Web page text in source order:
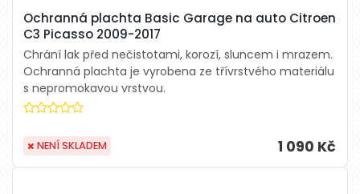
Ochranná plachta Basic Garage na auto Citroen
C3 Picasso 2009-2017
Chrání lak před nečistotami, korozí, sluncem i mrazem.
Ochranná plachta je vyrobena ze třívrstvého materiálu
s nepromokavou vrstvou.
1 090 Kč
NENÍ SKLADEM